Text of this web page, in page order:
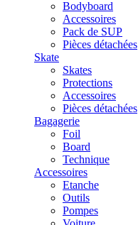
Bodyboard
Accessoires
Pack de SUP
Pièces détachées
Skate
Skates
Protections
Accessoires
Pièces détachées
Bagagerie
Foil
Board
Technique
Accessoires
Etanche
Outils
Pompes